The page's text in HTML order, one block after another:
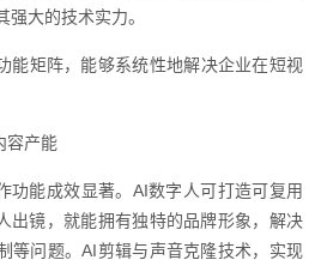
大的技术实力。
能矩阵，能够系统性地解决企业在短视
容产能
功能成效显著。AI数字人可打造可复用
出镜，就能拥有独特的品牌形象，解决
等问题。AI剪辑与声音克隆技术，实现